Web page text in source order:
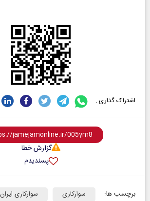
اشتراک گذاری :
گزارش خطا
پسندیدم
برچسب ها: سوارکاری
سوارکاری ایران